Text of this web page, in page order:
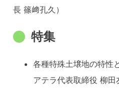
長 篠﨑孔久）
特集
各種特殊土壌地の特性
アテラ代表取締役 柳田